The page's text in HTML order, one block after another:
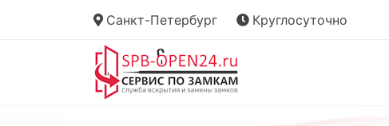
Санкт-Петербург Круглосуточно